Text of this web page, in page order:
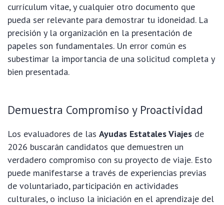
currículum vitae, y cualquier otro documento que
pueda ser relevante para demostrar tu idoneidad. La
precisión y la organización en la presentación de
papeles son fundamentales. Un error común es
subestimar la importancia de una solicitud completa y
bien presentada.
Demuestra Compromiso y Proactividad
Los evaluadores de las Ayudas Estatales Viajes de
2026 buscarán candidatos que demuestren un
verdadero compromiso con su proyecto de viaje. Esto
puede manifestarse a través de experiencias previas
de voluntariado, participación en actividades
culturales, o incluso la iniciación en el aprendizaje del